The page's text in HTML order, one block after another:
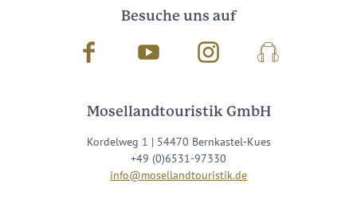
Besuche uns auf
Facebook Youtube InstagramPodcast
Mosellandtouristik GmbH
Kordelweg 1 | 54470 Bernkastel-Kues
+49 (0)6531-97330
info@mosellandtouristik.de